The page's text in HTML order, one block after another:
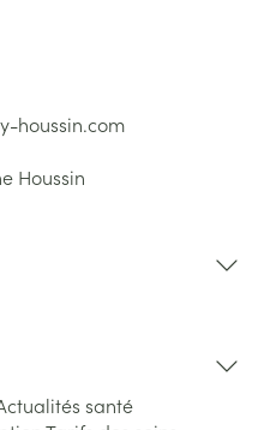
houssin.com
Houssin
santé